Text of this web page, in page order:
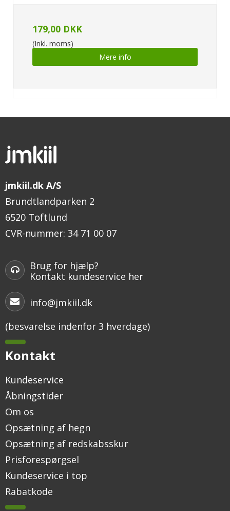
179,00 DKK
(Inkl. moms)
Mere info
jmkiil.dk A/S
Brundtlandparken 2
6520 Toftlund
CVR-nummer: 34 71 00 07
Brug for hjælp?
Kontakt kundeservice her
info@jmkiil.dk
(besvarelse indenfor 3 hverdage)
Kontakt
Kundeservice
Åbningstider
Om os
Opsætning af hegn
Opsætning af redskabsskur
Prisforespørgsel
Kundeservice i top
Rabatkode